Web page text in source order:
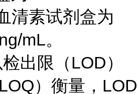
清素试剂盒为
mL。
出限（LOD）
）衡量，LOD